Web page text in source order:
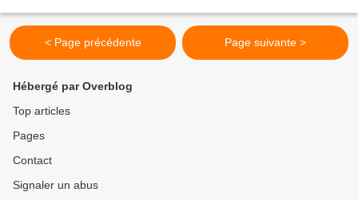
< Page précédente Page suivante >
Hébergé par Overblog
Top articles
Pages
Contact
Signaler un abus